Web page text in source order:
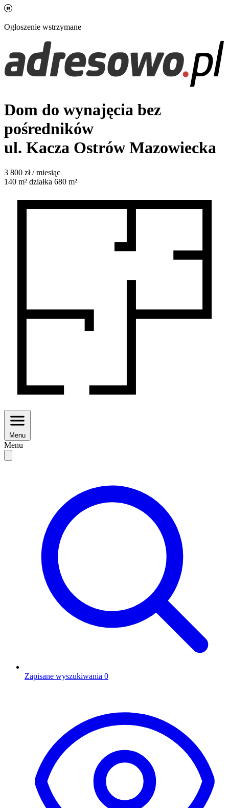
Ogłoszenie wstrzymane
Dom do wynajęcia bez
pośredników
ul. Kacza Ostrów Mazowiecka
3 800 zł / miesiąc
140 m² działka 680 m²
Menu
Menu
Zapisane wyszukiwania 0